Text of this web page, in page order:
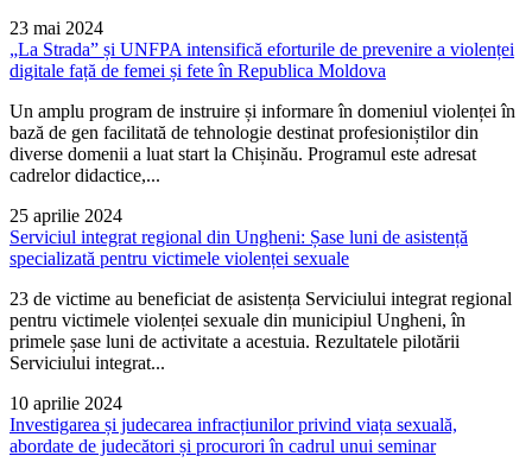
23 mai 2024
„La Strada” și UNFPA intensifică eforturile de prevenire a violenței
digitale față de femei și fete în Republica Moldova
Un amplu program de instruire și informare în domeniul violenței în
bază de gen facilitată de tehnologie destinat profesioniștilor din
diverse domenii a luat start la Chișinău. Programul este adresat
cadrelor didactice,...
25 aprilie 2024
Serviciul integrat regional din Ungheni: Șase luni de asistență
specializată pentru victimele violenței sexuale
23 de victime au beneficiat de asistența Serviciului integrat regional
pentru victimele violenței sexuale din municipiul Ungheni, în
primele șase luni de activitate a acestuia. Rezultatele pilotării
Serviciului integrat...
10 aprilie 2024
Investigarea și judecarea infracțiunilor privind viața sexuală,
abordate de judecători și procurori în cadrul unui seminar